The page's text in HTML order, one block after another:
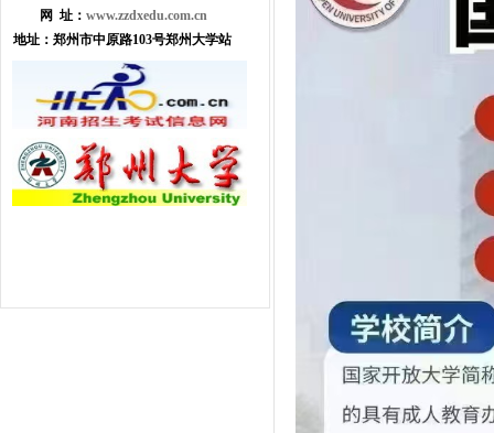
网 址： www.zzdxedu.com.cn
地址： 郑州市中原路103号郑州大学站